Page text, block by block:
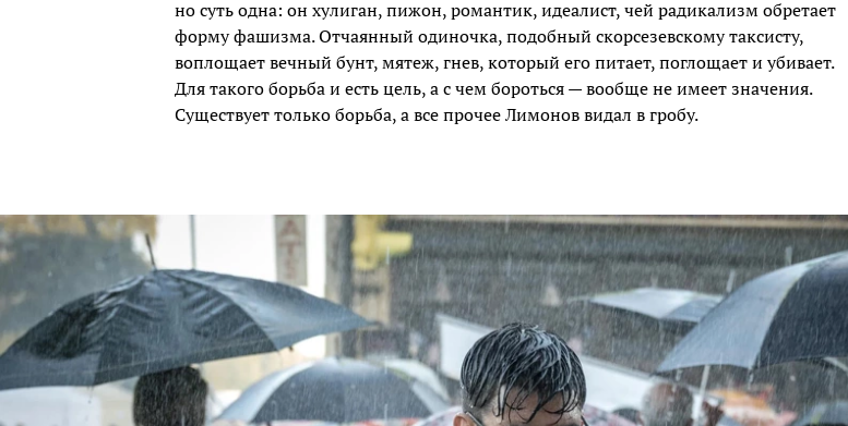
но суть одна: он хулиган, пижон, романтик, идеалист, чей радикализм обретает
форму фашизма. Отчаянный одиночка, подобный скорсезевскому таксисту,
воплощает вечный бунт, мятеж, гнев, который его питает, поглощает и убивает.
Для такого борьба и есть цель, а с чем бороться — вообще не имеет значения.
Существует только борьба, а все прочее Лимонов видал в гробу.